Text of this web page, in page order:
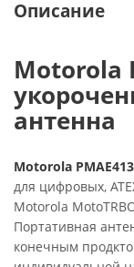
Описание
Motorola
антенна
Motorola
для цифровых,
Motorola
Портативная
конечным